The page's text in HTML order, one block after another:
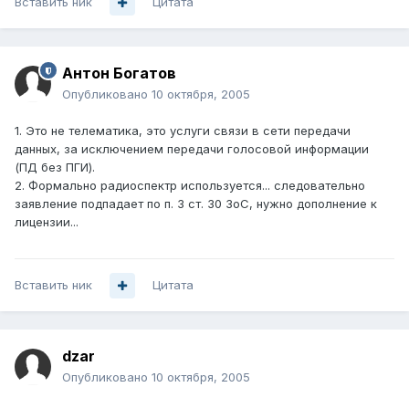
Антон Богатов
Опубликовано 10 октября, 2005
1. Это не телематика, это услуги связи в сети передачи
данных, за исключением передачи голосовой информации
(ПД без ПГИ).
2. Формально радиоспектр используется... следовательно
заявление подпадает по п. 3 ст. 30 ЗоС, нужно дополнение к
лицензии...
Вставить ник Цитата
dzar
Опубликовано 10 октября, 2005